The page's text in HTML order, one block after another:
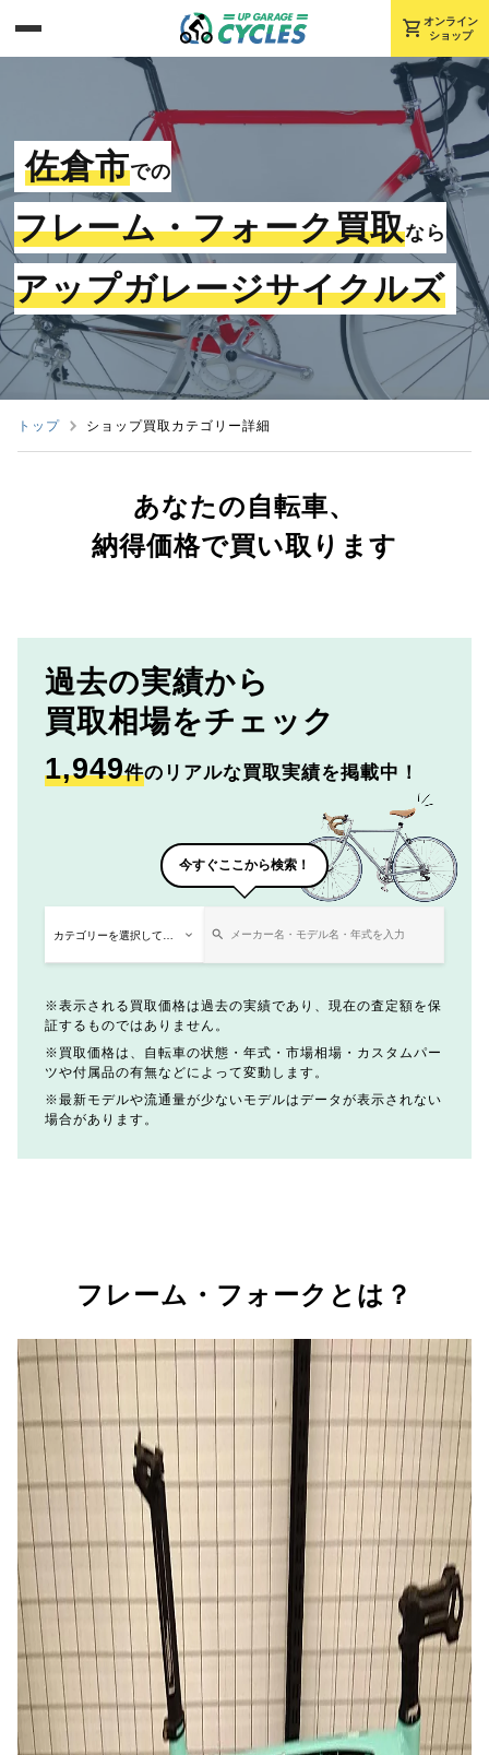
shopping_cart オンライン
ショップ
佐倉市での
フレーム・フォーク買取なら
アップガレージサイクルズ
トップ ショップ買取カテゴリー詳細
あなたの自転車、
納得価格で買い取ります
過去の実績から
買取相場をチェック
1,949件のリアルな買取実績を掲載中！
今すぐここから検索！
表示される買取価格は過去の実績であり、現在の査定額を保
証するものではありません。
買取価格は、自転車の状態・年式・市場相場・カスタムパー
ツや付属品の有無などによって変動します。
最新モデルや流通量が少ないモデルはデータが表示されない
場合があります。
フレーム・フォークとは？